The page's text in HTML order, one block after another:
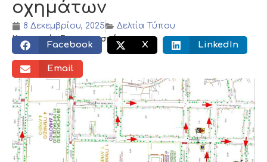
οχημάτων
8 Δεκεμβρίου, 2025
Δελτία Τύπου
Κοινωνικός διαμοιρασμός:
Facebook X LinkedIn
Email